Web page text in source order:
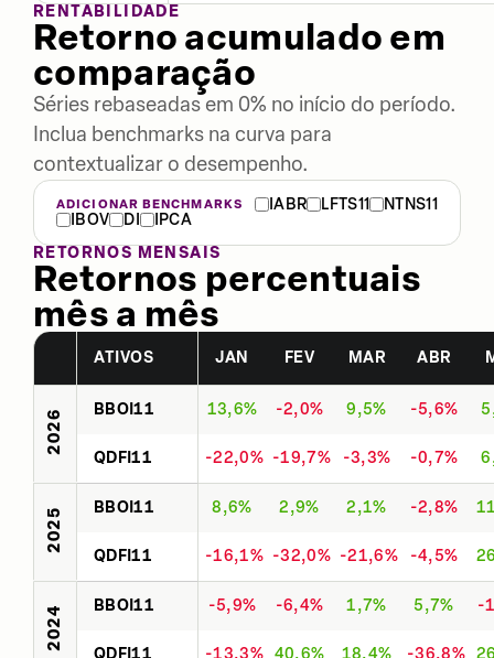
RENTABILIDADE
Retorno acumulado em
comparação
Séries rebaseadas em 0% no início do período.
Inclua benchmarks na curva para
contextualizar o desempenho.
ADICIONAR BENCHMARKS IABR LFTS11
NTNS11
IBOV
DI
IPCA
RETORNOS MENSAIS
Retornos percentuais
mês a mês
ATIVOS JAN FEV MAR ABR
2026 BBOI11 13,6% -2,0% 9,5% -5,6%
QDFI11 -22,0% -19,7% -3,3% -0,7%
2025 BBOI11 8,6% 2,9% 2,1% -2,8%
QDFI11 -16,1% -32,0% -21,6% -4,5%
2024 BBOI11 -5,9% -6,4% 1,7% 5,7% -
QDFI11 -13,3% 40,6% 18,4% -36,8%